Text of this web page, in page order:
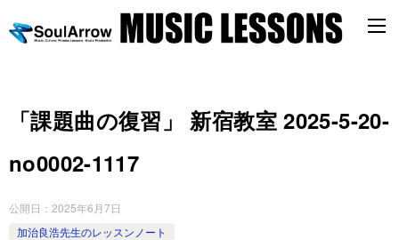
「課題曲の復習」 新宿教室 2025-5-20-
no0002-1117
公開日： 2025年6月7日
加治良浩先生のレッスンノート